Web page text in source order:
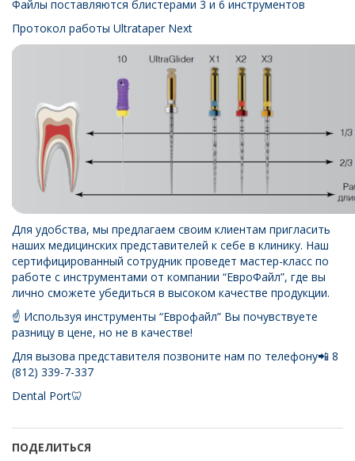
Файлы поставляются блистерами 3 и 6 инструментов
Протокол работы Ultrataper Next
Для удобства, мы предлагаем своим клиентам пригласить
наших медицинских представителей к себе в клинику. Наш
сертифицированный сотрудник проведет мастер-класс по
работе с инструментами от компании “ЕвроФайл”, где вы
лично сможете убедиться в высоком качестве продукции.
☝️ Используя инструменты “Еврофайл” Вы почувствуете
разницу в цене, но не в качестве!
Для вызова представителя позвоните нам по телефону📲 8
(812) 339-7-337
Dental Port🦷
ПОДЕЛИТЬСЯ